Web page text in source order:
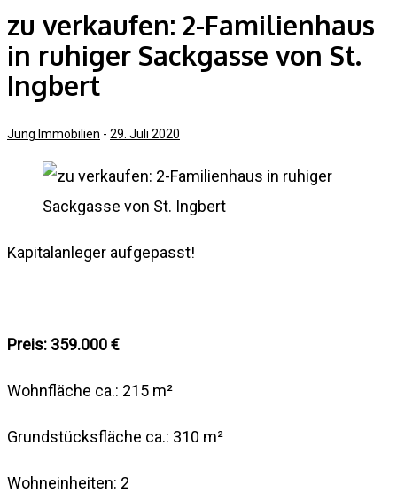
zu verkaufen: 2-Familienhaus
in ruhiger Sackgasse von St.
Ingbert
Jung Immobilien - 29. Juli 2020
Kapitalanleger aufgepasst!
Preis: 359.000 €
Wohnfläche ca.: 215 m²
Grundstücksfläche ca.: 310 m²
Wohneinheiten: 2